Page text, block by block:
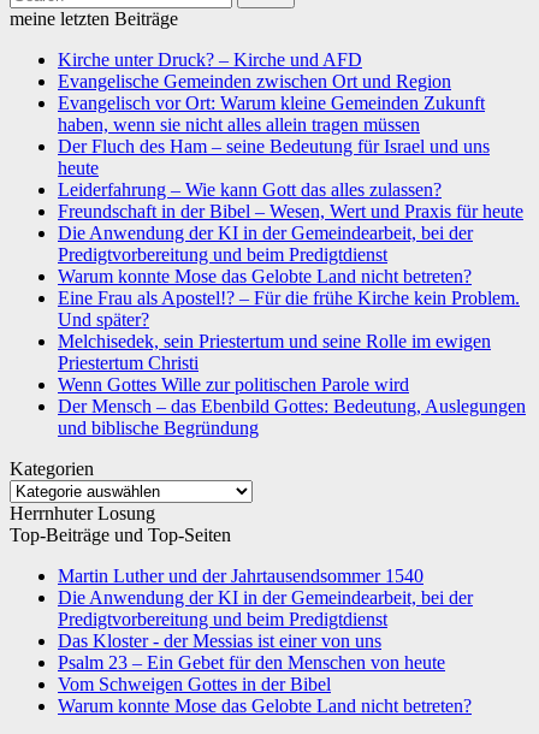
meine letzten Beiträge
Kirche unter Druck? – Kirche und AFD
Evangelische Gemeinden zwischen Ort und Region
Evangelisch vor Ort: Warum kleine Gemeinden Zukunft
haben, wenn sie nicht alles allein tragen müssen
Der Fluch des Ham – seine Bedeutung für Israel und uns
heute
Leiderfahrung – Wie kann Gott das alles zulassen?
Freundschaft in der Bibel – Wesen, Wert und Praxis für heute
Die Anwendung der KI in der Gemeindearbeit, bei der
Predigtvorbereitung und beim Predigtdienst
Warum konnte Mose das Gelobte Land nicht betreten?
Eine Frau als Apostel!? – Für die frühe Kirche kein Problem.
Und später?
Melchisedek, sein Priestertum und seine Rolle im ewigen
Priestertum Christi
Wenn Gottes Wille zur politischen Parole wird
Der Mensch – das Ebenbild Gottes: Bedeutung, Auslegungen
und biblische Begründung
Kategorien
Kategorien
Herrnhuter Losung
Top-Beiträge und Top-Seiten
Martin Luther und der Jahrtausendsommer 1540
Die Anwendung der KI in der Gemeindearbeit, bei der
Predigtvorbereitung und beim Predigtdienst
Das Kloster - der Messias ist einer von uns
Psalm 23 – Ein Gebet für den Menschen von heute
Vom Schweigen Gottes in der Bibel
Warum konnte Mose das Gelobte Land nicht betreten?